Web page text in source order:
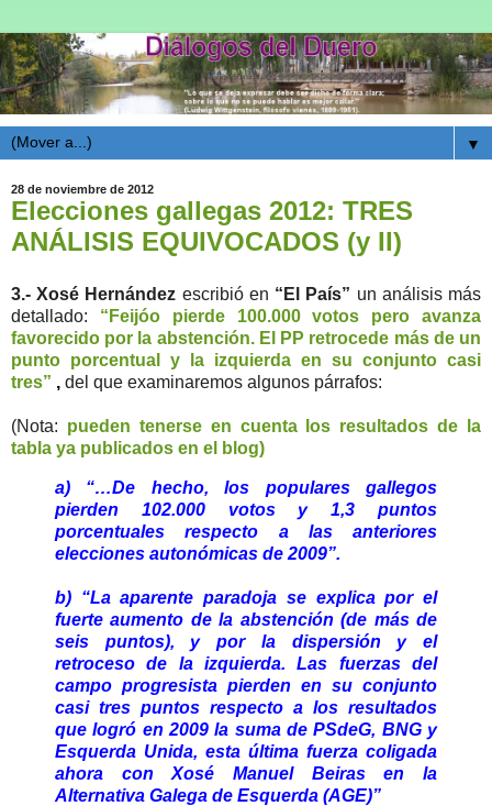
▼
28 de noviembre de 2012
Elecciones gallegas 2012: TRES
ANÁLISIS EQUIVOCADOS (y II)
3.- Xosé Hernández escribió en “El País” un análisis más
detallado: “Feijóo pierde 100.000 votos pero avanza
favorecido por la abstención. El PP retrocede más de un
punto porcentual y la izquierda en su conjunto casi
tres” , del que examinaremos algunos párrafos:
(Nota: pueden tenerse en cuenta los resultados de la
tabla ya publicados en el blog)
a) “…De hecho, los populares gallegos
pierden 102.000 votos y 1,3 puntos
porcentuales respecto a las anteriores
elecciones autonómicas de 2009”.
b) “La aparente paradoja se explica por el
fuerte aumento de la abstención (de más de
seis puntos), y por la dispersión y el
retroceso de la izquierda. Las fuerzas del
campo progresista pierden en su conjunto
casi tres puntos respecto a los resultados
que logró en 2009 la suma de PSdeG, BNG y
Esquerda Unida, esta última fuerza coligada
ahora con Xosé Manuel Beiras en la
Alternativa Galega de Esquerda (AGE)”